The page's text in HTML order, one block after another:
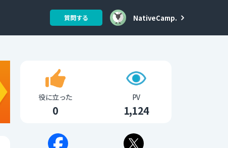
質問する NativeCamp.
役に立った
0
PV
1,124